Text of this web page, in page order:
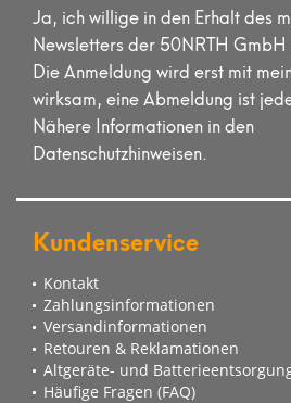
Ja, ich willige in den Erhalt des
Newsletters der 50NRTH
Die Anmeldung wird erst mit
wirksam, eine Abmeldung ist
Nähere Informationen in den
Datenschutzhinweisen.
Kundenservice
Kontakt
Zahlungsinformationen
Versandinformationen
Retouren & Reklamationen
Altgeräte- und
Häufige Fragen (FAQ)